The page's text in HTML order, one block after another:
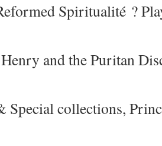
Spiritualité ?
and the Puritan
Special collections,